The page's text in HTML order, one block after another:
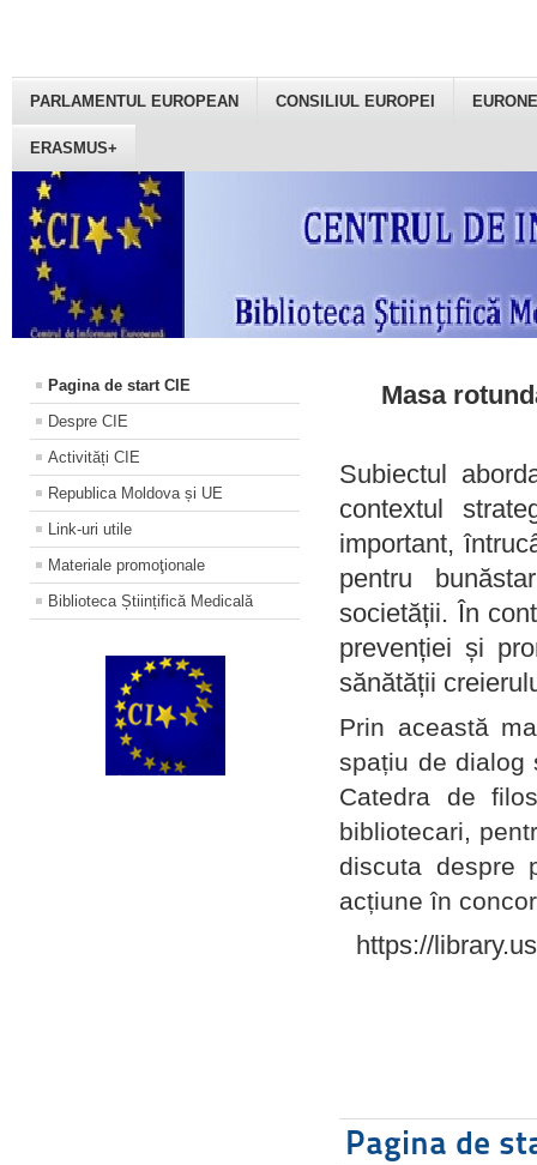
PARLAMENTUL EUROPEAN CONSILIUL EUROPEI
ERASMUS+
Pagina de start CIE
Despre CIE
Activități CIE
Republica Moldova și UE
Link-uri utile
Materiale promoţionale
Biblioteca Științifică Medicală
Masa
Subiectul
contextul
important,
pentru
societății. În
prevenției și
sănătății
Prin această
spațiu de dialog
Catedra de
bibliotecari,
discuta despre
acțiune în
https://
Pagina de